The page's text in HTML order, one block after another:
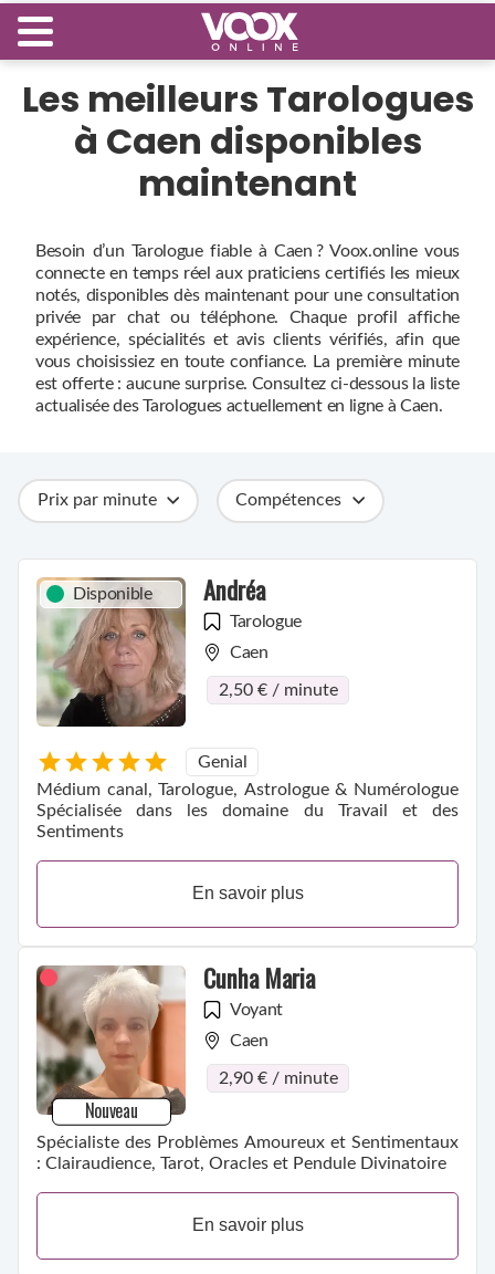
Les meilleurs Tarologues
à Caen disponibles
maintenant
Besoin d’un Tarologue fiable à Caen ? Voox.online vous
connecte en temps réel aux praticiens certifiés les mieux
notés, disponibles dès maintenant pour une consultation
privée par chat ou téléphone. Chaque profil affiche
expérience, spécialités et avis clients vérifiés, afin que
vous choisissiez en toute confiance. La première minute
est offerte : aucune surprise. Consultez ci‑dessous la liste
actualisée des Tarologues actuellement en ligne à Caen.
Prix par minute
Catégories
Métiers
Compétences
Disponible Andréa
Tarologue
Caen
2,50 € / minute
Genial
Médium canal, Tarologue, Astrologue & Numérologue
Spécialisée dans les domaine du Travail et des
Sentiments
En savoir plus
Nouveau
Cunha Maria
Voyant
Caen
2,90 € / minute
Spécialiste des Problèmes Amoureux et Sentimentaux
: Clairaudience, Tarot, Oracles et Pendule Divinatoire
En savoir plus